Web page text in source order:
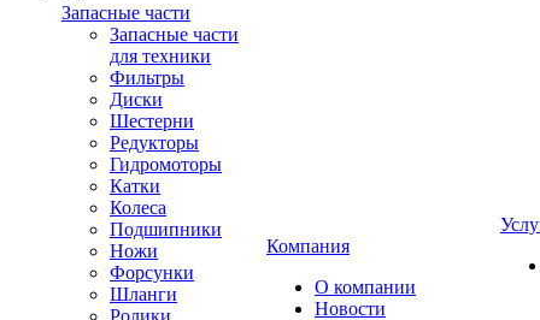
Запасные части
Запасные части
для техники
Фильтры
Диски
Шестерни
Редукторы
Гидромоторы
Катки
Колеса
Подшипники
Ножи
Форсунки
Шланги
Ролики
Компания
О компании
Новости